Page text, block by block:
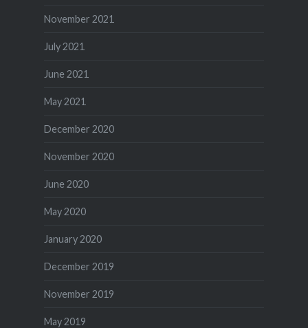
November 2021
July 2021
June 2021
May 2021
December 2020
November 2020
June 2020
May 2020
January 2020
December 2019
November 2019
May 2019